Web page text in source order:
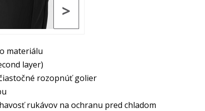
>
materiálu
layer)
rozopnúť golier
rukávov na ochranu pred chladom